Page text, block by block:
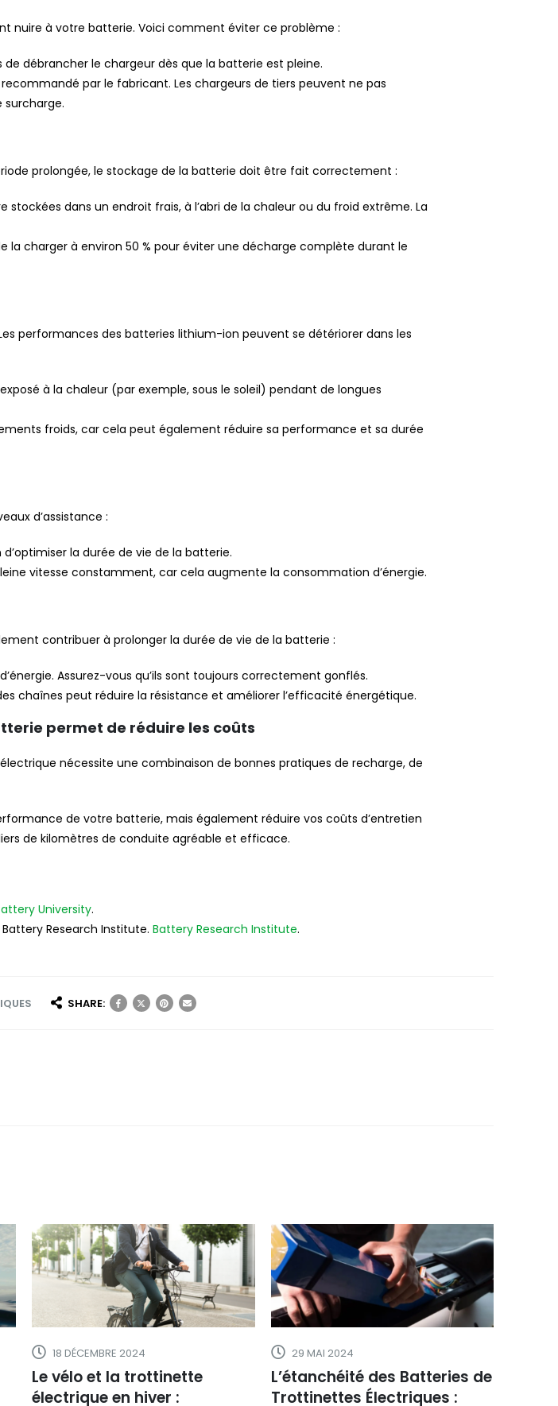
nuire à votre batterie. Voici comment éviter ce problème :
de débrancher le chargeur dès que la batterie est pleine.
par le fabricant. Les chargeurs de tiers peuvent ne pas
prolongée, le stockage de la batterie doit être fait correctement :
dans un endroit frais, à l’abri de la chaleur ou du froid extrême. La
la charger à environ 50 % pour éviter une décharge complète durant le
performances des batteries lithium-ion peuvent se détériorer dans les
à la chaleur (par exemple, sous le soleil) pendant de longues
froids, car cela peut également réduire sa performance et sa durée
d’assistance :
la durée de vie de la batterie.
vitesse constamment, car cela augmente la consommation d’énergie.
contribuer à prolonger la durée de vie de la batterie :
Assurez-vous qu’ils sont toujours correctement gonflés.
chaînes peut réduire la résistance et améliorer l’efficacité énergétique.
permet de réduire les coûts
nécessite une combinaison de bonnes pratiques de recharge, de
de votre batterie, mais également réduire vos coûts d’entretien
de kilomètres de conduite agréable et efficace.
University.
Research Institute. Battery Research Institute.
SHARE:
18 DÉCEMBRE 2024
Le vélo et la trottinette
électrique en hiver :
29 MAI 2024
L’étanchéité des Batteries de
Trottinettes Électriques :